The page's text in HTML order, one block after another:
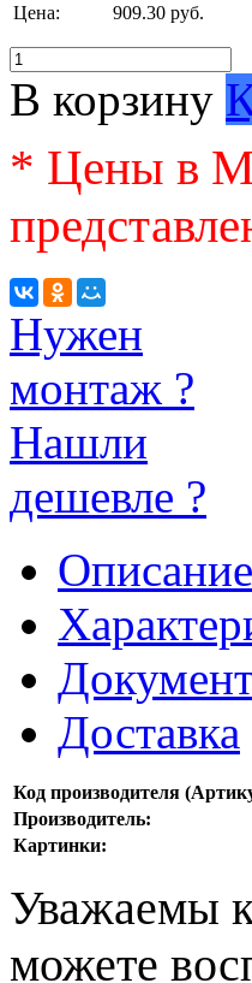
Цена: 909.30 руб.
В корзину
* Цены в
Нужен
монтаж ?
Нашли
дешевле ?
Описание
Доставка
Код производителя
Производитель:
Картинки:
Уважаемы
можете